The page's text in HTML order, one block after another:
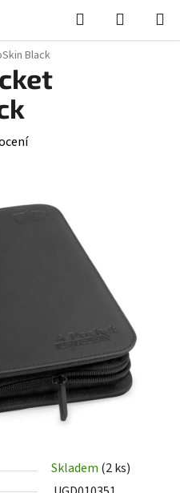
Hledat
KOŠÍK
Black
Skladem (2 ks)